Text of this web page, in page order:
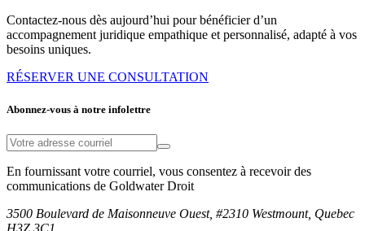
Contactez-nous dès aujourd’hui pour bénéficier d’un
accompagnement juridique empathique et personnalisé, adapté à vos
besoins uniques.
RÉSERVER UNE CONSULTATION
Abonnez-vous à notre infolettre
En fournissant votre courriel, vous consentez à recevoir des
communications de Goldwater Droit
3500 Boulevard de Maisonneuve Ouest, #2310 Westmount, Quebec
H3Z 3C1